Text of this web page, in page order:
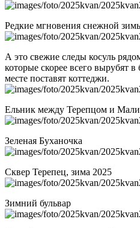
Редкие мгновения снежной
А это свежие следы косуль
которые скорее всего вырубят
месте поставят коттеджи.
Ельник между Терепцом и
Зеленая Буханочка
Сквер Терепец, зима 2025
Зимний бульвар